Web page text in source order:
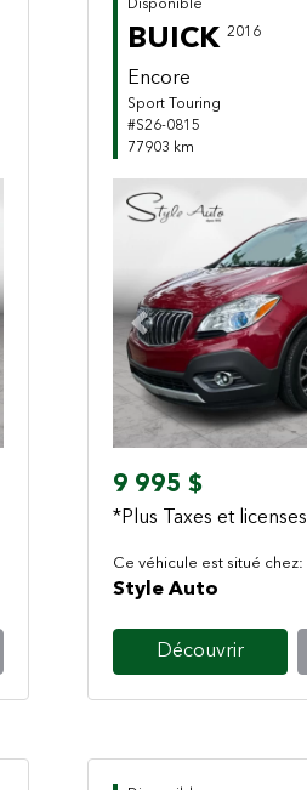
Disponible
BUICK 2016
Encore
Sport Touring
#S26-0815
77903 km
Previous
9 995 $
*Plus Taxes et licenses
Ce véhicule est situé chez:
Style Auto
Découvrir